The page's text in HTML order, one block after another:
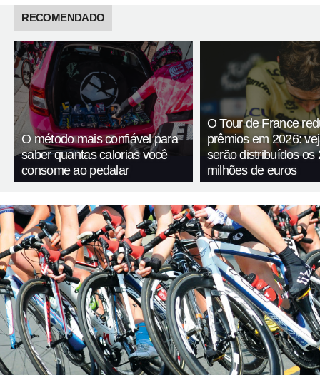
RECOMENDADO
O método mais confiável para
saber quantas calorias você
consome ao pedalar
O Tour de France
prêmios em 2026:
serão distribuídos os
milhões de euros